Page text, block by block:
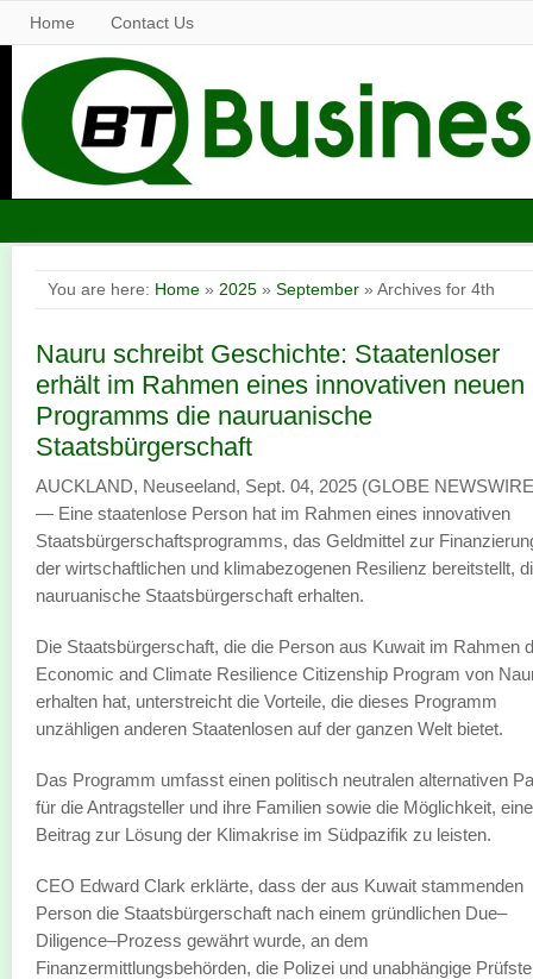
Home Contact Us
You are here: Home » 2025 » September » Archives for 4th
Nauru schreibt Geschichte: Staatenloser
erhält im Rahmen eines innovativen neuen
Programms die nauruanische
Staatsbürgerschaft
AUCKLAND, Neuseeland, Sept. 04, 2025 (GLOBE
— Eine staatenlose Person hat im Rahmen eines innovativen
Staatsbürgerschaftsprogramms, das Geldmittel zur
der wirtschaftlichen und klimabezogenen Resilienz bereitstellt,
nauruanische Staatsbürgerschaft erhalten.
Die Staatsbürgerschaft, die die Person aus Kuwait im Rahmen
Economic and Climate Resilience Citizenship Program von
erhalten hat, unterstreicht die Vorteile, die dieses Programm
unzähligen anderen Staatenlosen auf der ganzen Welt bietet.
Das Programm umfasst einen politisch neutralen alternativen
für die Antragsteller und ihre Familien sowie die Möglichkeit,
Beitrag zur Lösung der Klimakrise im Südpazifik zu leisten.
CEO Edward Clark erklärte, dass der aus Kuwait stammenden
Person die Staatsbürgerschaft nach einem gründlichen Due–
Diligence–Prozess gewährt wurde, an dem
Finanzermittlungsbehörden, die Polizei und unabhängige